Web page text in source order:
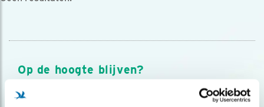
Op de hoogte blijven?
Meld je aan en ontvang nieuws, inspiratie, acties en tips
over vogels en activiteiten van Vogelbescherming.